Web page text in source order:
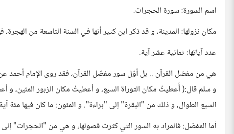
اسم السورة: سورة الحجرات.
مكان نزولها: المدينة، و قد ذكر ابن كثير أنها في السنة التاسعة من
عدد آياتها: ثمانية عشر آية.
هي من مفصَل القرآن .. بل أوّل سور مفصّل القرآن، فقد روى الإمام أحمد
و سلم قال:( أُعطيتُ مكان التوراة السبع، و أعطيتُ مكان الزبور المئين،
السبع الطوال، و ذلك من "البقرة" إلى "براءة". و المئون: ما كان فيها مئة
أما المفصّل: فالمراد به السور التي كثرت فصولها، و هي من "الحجرات" إلى